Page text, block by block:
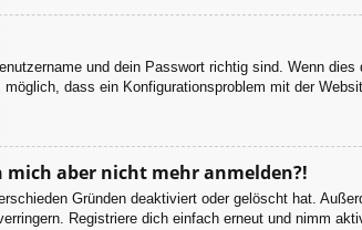
und dein Passwort richtig sind. Wenn
dass ein Konfigurationsproblem mit der
aber nicht mehr anmelden?!
Gründen deaktiviert oder gelöscht hat.
Registriere dich einfach erneut und nimm